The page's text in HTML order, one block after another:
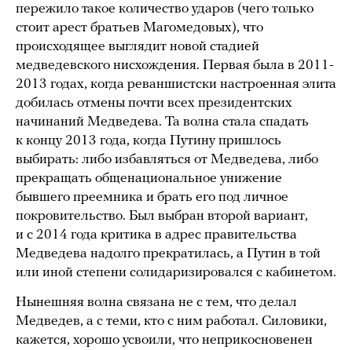
пережило такое количество ударов (чего только
стоит арест братьев Магомедовых), что
происходящее выглядит новой стадией
медведевского нисхождения. Первая была в 2011-
2013 годах, когда реваншистски настроенная элита
добилась отмены почти всех президентских
начинаний Медведева. Та волна стала спадать
к концу 2013 года, когда Путину пришлось
выбирать: либо избавляться от Медведева, либо
прекращать общенациональное унижение
бывшего преемника и брать его под личное
покровительство. Был выбран второй вариант,
и с 2014 года критика в адрес правительства
Медведева надолго прекратилась, а Путин в той
или иной степени солидаризировался с кабинетом.
Нынешняя волна связана не с тем, что делал
Медведев, а с теми, кто с ним работал. Силовики,
кажется, хорошо усвоили, что неприкосновенен